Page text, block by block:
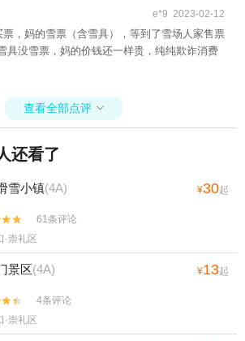
e*9 2023-02-12
票，妈的雪票（含雪具），等到了雪场人家售票
具没雪票，妈的价钱还一样贵，纯纯欺诈消费
查看全部点评 
还看了
雪小镇(4A) ¥30起
61条评论
·崇礼区
景区(4A) ¥13起
4条评论
·崇礼区